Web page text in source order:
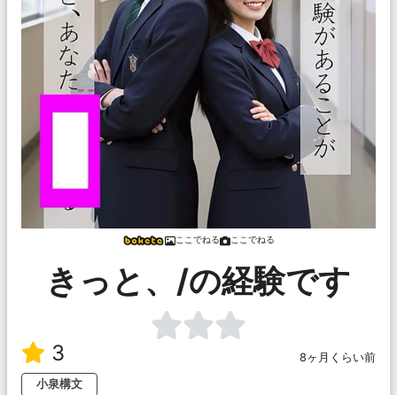
ここでねる ここでねる
きっと、/の経験です
3
8ヶ月くらい前
小泉構文